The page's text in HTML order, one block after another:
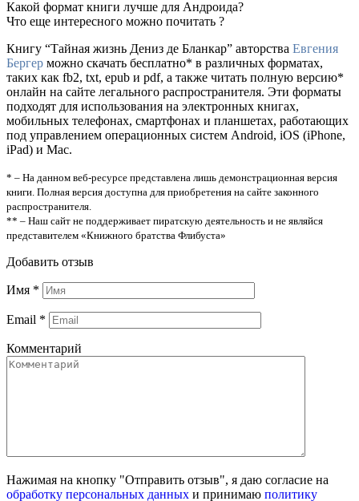
Какой формат книги лучше для Андроида?
Что еще интересного можно почитать ?
Книгу “Тайная жизнь Дениз де Бланкар” авторства Евгения
Бергер можно скачать бесплатно* в различных форматах,
таких как fb2, txt, epub и pdf, а также читать полную версию*
онлайн на сайте легального распространителя. Эти форматы
подходят для использования на электронных книгах,
мобильных телефонах, смартфонах и планшетах, работающих
под управлением операционных систем Android, iOS (iPhone,
iPad) и Mac.
* – На данном веб-ресурсе представлена лишь демонстрационная версия
книги. Полная версия доступна для приобретения на сайте законного
распространителя.
** – Наш сайт не поддерживает пиратскую деятельность и не являйся
представителем «Книжного братства Флибуста»
Добавить отзыв
Имя *
Email *
Комментарий
Нажимая на кнопку "Отправить отзыв", я даю согласие на
обработку персональных данных и принимаю политику